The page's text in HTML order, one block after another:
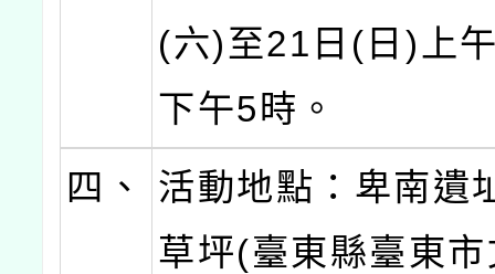
(六)至21日(日)上
下午5時。
四、
活動地點：卑南遺
草坪(臺東縣臺東